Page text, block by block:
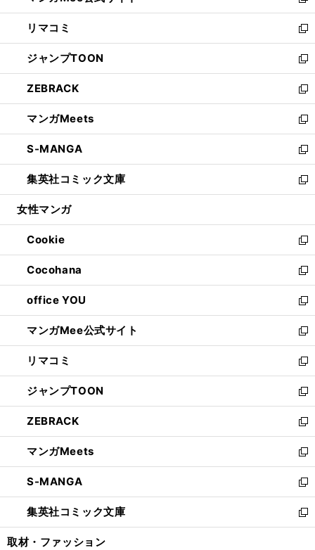
ウ
で
開
く
ン
ド
ウ
で
開
く
ウ
ィ
ン
ド
ウ
で
開
く
し
い
ウ
ィ
ン
ド
ウ
で
開
く
リマコミ
新
し
い
ウ
ィ
ン
ド
ウ
で
開
く
ジャンプTOON
新
し
い
ウ
ィ
ン
ド
ウ
で
開
ZEBRACK
新
し
い
ウ
ィ
ン
ド
ウ
開
く
マンガMeets
新
し
い
ウ
ィ
ン
ウ
で
開
く
S-MANGA
新
し
い
ウ
ン
ド
ウ
で
開
く
集英社コミック文庫
新
し
ウ
ィ
ン
ド
ウ
で
開
く
女性マンガ
Cookie
新
し
い
ウ
ィ
ン
ド
ウ
で
開
く
Cocohana
新
し
い
ウ
ィ
ン
ド
ウ
で
開
く
office YOU
新
し
い
ウ
ィ
ン
ド
ウ
で
開
く
マンガMee公式サイト
新
し
い
ウ
ィ
ン
ド
ウ
で
開
く
リマコミ
新
し
い
ウ
ィ
ン
ド
ウ
で
開
く
ジャンプTOON
新
し
い
ウ
ィ
ン
ド
ウ
で
開
ZEBRACK
新
し
い
ウ
ィ
ン
ド
ウ
マンガMeets
新
し
い
ウ
ィ
ン
S-MANGA
新
し
い
ウ
集英社コミック文庫
新
し
取材・ファッション